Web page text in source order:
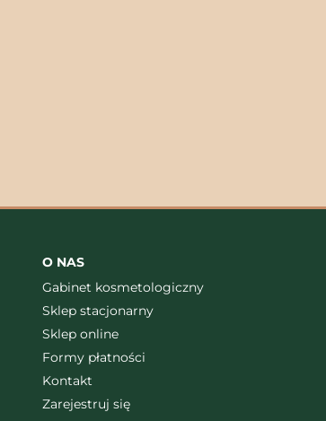
O NAS
Gabinet kosmetologiczny
Sklep stacjonarny
Sklep online
Formy płatności
Kontakt
Zarejestruj się